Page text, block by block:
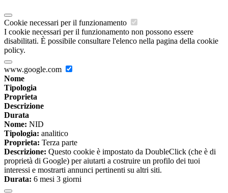
Cookie necessari per il funzionamento
I cookie necessari per il funzionamento non possono essere
disabilitati. È possibile consultare l'elenco nella pagina della cookie
policy.
www.google.com
Nome
Tipologia
Proprieta
Descrizione
Durata
Nome: NID
Tipologia: analitico
Proprieta: Terza parte
Descrizione: Questo cookie è impostato da DoubleClick (che è di
proprietà di Google) per aiutarti a costruire un profilo dei tuoi
interessi e mostrarti annunci pertinenti su altri siti.
Durata: 6 mesi 3 giorni